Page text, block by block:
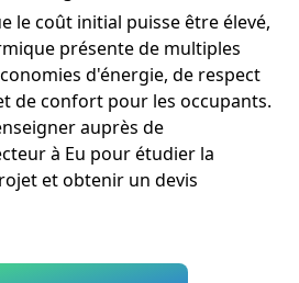
le coût initial puisse être élevé,
présente de multiples
d'énergie, de respect
de confort pour les occupants.
auprès de
à Eu pour étudier la
et obtenir un devis